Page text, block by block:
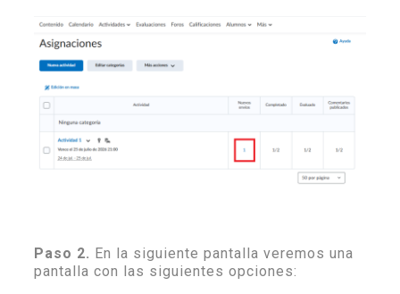
Paso 2. En la siguiente pantalla veremos una
pantalla con las siguientes opciones: